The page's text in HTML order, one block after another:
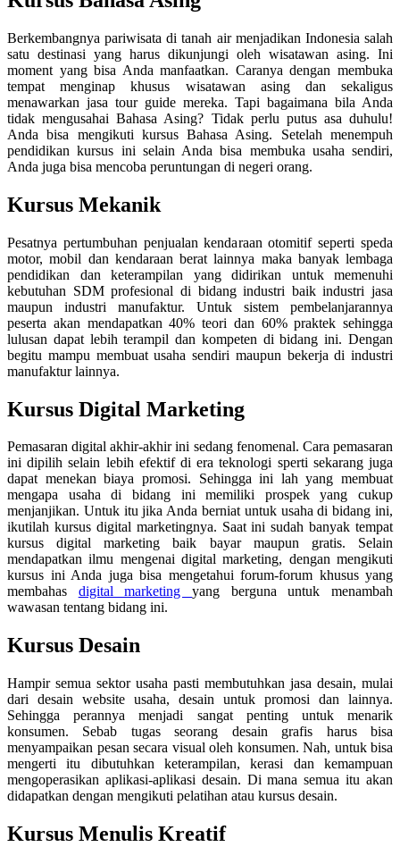
Berkembangnya pariwisata di tanah air menjadikan Indonesia salah
satu destinasi yang harus dikunjungi oleh wisatawan asing. Ini
moment yang bisa Anda manfaatkan. Caranya dengan membuka
tempat menginap khusus wisatawan asing dan sekaligus
menawarkan jasa tour guide mereka. Tapi bagaimana bila Anda
tidak mengusahai Bahasa Asing? Tidak perlu putus asa duhulu!
Anda bisa mengikuti kursus Bahasa Asing. Setelah menempuh
pendidikan kursus ini selain Anda bisa membuka usaha sendiri,
Anda juga bisa mencoba peruntungan di negeri orang.
Kursus Mekanik
Pesatnya pertumbuhan penjualan kendaraan otomitif seperti speda
motor, mobil dan kendaraan berat lainnya maka banyak lembaga
pendidikan dan keterampilan yang didirikan untuk memenuhi
kebutuhan SDM profesional di bidang industri baik industri jasa
maupun industri manufaktur. Untuk sistem pembelanjarannya
peserta akan mendapatkan 40% teori dan 60% praktek sehingga
lulusan dapat lebih terampil dan kompeten di bidang ini. Dengan
begitu mampu membuat usaha sendiri maupun bekerja di industri
manufaktur lainnya.
Kursus Digital Marketing
Pemasaran digital akhir-akhir ini sedang fenomenal. Cara pemasaran
ini dipilih selain lebih efektif di era teknologi sperti sekarang juga
dapat menekan biaya promosi. Sehingga ini lah yang membuat
mengapa usaha di bidang ini memiliki prospek yang cukup
menjanjikan. Untuk itu jika Anda berniat untuk usaha di bidang ini,
ikutilah kursus digital marketingnya. Saat ini sudah banyak tempat
kursus digital marketing baik bayar maupun gratis. Selain
mendapatkan ilmu mengenai digital marketing, dengan mengikuti
kursus ini Anda juga bisa mengetahui forum-forum khusus yang
membahas digital marketingyang berguna untuk menambah
wawasan tentang bidang ini.
Kursus Desain
Hampir semua sektor usaha pasti membutuhkan jasa desain, mulai
dari desain website usaha, desain untuk promosi dan lainnya.
Sehingga perannya menjadi sangat penting untuk menarik
konsumen. Sebab tugas seorang desain grafis harus bisa
menyampaikan pesan secara visual oleh konsumen. Nah, untuk bisa
mengerti itu dibutuhkan keterampilan, kerasi dan kemampuan
mengoperasikan aplikasi-aplikasi desain. Di mana semua itu akan
didapatkan dengan mengikuti pelatihan atau kursus desain.
Kursus Menulis Kreatif